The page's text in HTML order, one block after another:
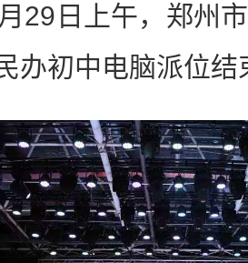
月 29 日上午，郑州
办初中电脑派位结